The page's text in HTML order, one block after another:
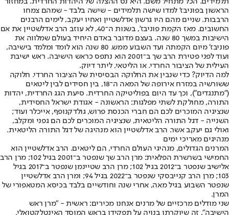
הראשון בפוניבז' למדו שישה תלמידים - שישה בלבד - שמהם צמחו
הרבבות. שניים מהם היו גרשון אדלשטיין ואחיו יעקב, לימים הרבנים
החשובים. מאז הקמת פוניבז', בשנות ה־40, לא עוזב הרב אדלשטיין את אם
הישיבות במשך 80 שנה. בעצם מדובר באדם היחיד בעולם שמלווה את
פוניבז' מיום הקמתה ועד השבוע ממש. 80 שנה הוא לומד ומלמד בישיבה,
ועוד לפני פטירת הרב שך ב־2001 הוא נתפס כראש הישיבה. ראש ישיבת
העילית של הציבור החרדי. או הליטאי, ליתר דיוק.
למה הדיוק? כדי שנבין את החלוקה הבסיסית של הציבור החרדי. חלוקה
ששורשיה במזרח אירופה של המאה ה־18, בין חסידים לבין ליטאים
("מתנגדים"), וכך עד היום בפוליטיקה החרדית. סיעת הגג החרדית, יהדות
התורה, מחולקת לשתי מפלגות: הראשונה - אגודת ישראל החסידית,
שנציגיה המוכרים לכם הם חברי הכנסת פרוש, גולדקנופף, אייכלר ועוד;
השנייה - דגל התורה הליטאית, שנציגיה המוכרים לכם הם גפני ומקלב,
ואולי גם יעקב אשר. הרב אדלשטיין הוא מנהיגה של דגל התורה הליטאית.
מנהיגים מאריכי ימים
המרנים הגדולים, מנהיגי העולם החרדי, הם ליטאים. הרב אדלשטיין הוא
החמישי בשרשרת הפלאית: מרן הרב שך שנפטר ב־2001 בגיל 102; מרן הרב
אלישיב שנפטר ב־2012 בגיל 102; מרן הרב שטיינמן שנפטר ב־2017 בגיל
103; מרן הרב קנייבסקי שנפטר ב־2022 בגיל 94; ומרן הרב אדלשטיין
שנפטר השבוע בגיל מאה, אחרי שנה וחודשיים בלבד בכיסא המטאפורי של
המרן.
שני מודלים מרכזיים של מרנים אנחנו מכירים: ראשית - "מרן ראש
הישיבה", זה שיוקרתו בנויה על תפקידו בראש המוסד האינטלקטואלי.